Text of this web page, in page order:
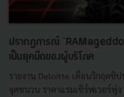
ปรากฏการณ์
เป็นยุคมืดของผู้บริโภค
รายงาน Deloitte เตือนวิกฤตชิ
จุดชนวน ราคาแรมเซิร์ฟเวอร์พุ่ง